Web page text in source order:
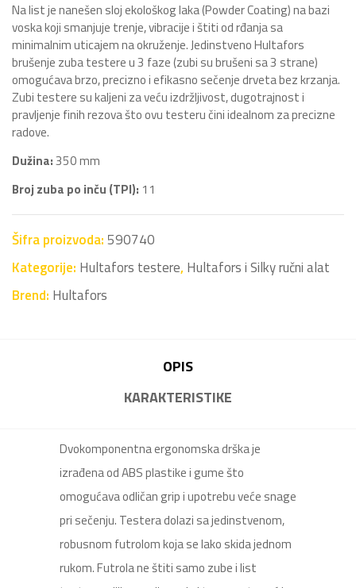
Na list je nanešen sloj ekološkog laka (Powder Coating) na bazi
voska koji smanjuje trenje, vibracije i štiti od rđanja sa
minimalnim uticajem na okruženje. Jedinstveno Hultafors
brušenje zuba testere u 3 faze (zubi su brušeni sa 3 strane)
omogućava brzo, precizno i efikasno sečenje drveta bez krzanja.
Zubi testere su kaljeni za veću izdržljivost, dugotrajnost i
pravljenje finih rezova što ovu testeru čini idealnom za precizne
radove.
Dužina:350 mm
Broj zuba po inču (TPI): 11
Šifra proizvoda:590740
Kategorije: Hultafors testere,Hultafors i Silky ručni alat
Brend: Hultafors
OPIS
KARAKTERISTIKE
Dvokomponentna ergonomska drška je
izrađena od ABS plastike i gume što
omogućava odličan grip i upotrebu veće snage
pri sečenju. Testera dolazi sa jedinstvenom,
robusnom futrolom koja se lako skida jednom
rukom. Futrola ne štiti samo zube i list